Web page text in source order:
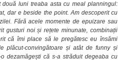
luni treaba asta cu meal planningul:
dar e beside the point. Am descoperit cu
Fără acele momente de epuizare sau
gusturi noi și rețete minunate, combinații
că îmi place să le pregătesc eu însămi
plăcut-convingătoare și atât de funny și
dezamăgești că s-a străduit degeaba cu